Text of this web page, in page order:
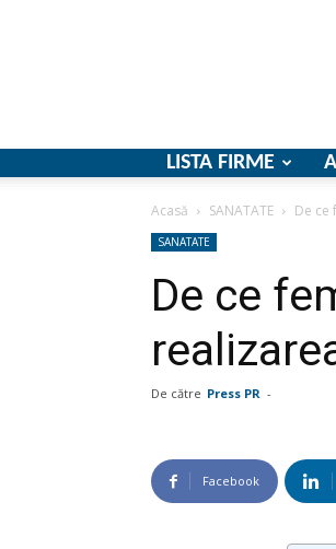
LISTA FIRME
Acasă SANATATE De ce
SANATATE
De ce
De către Press PR -
Facebook